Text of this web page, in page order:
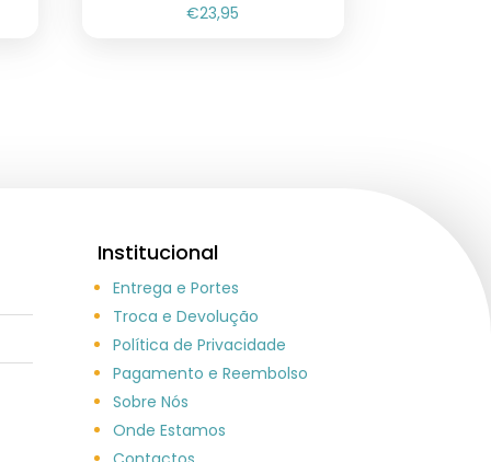
€23,95
Institucional
Entrega e Portes
Troca e Devolução
Política de Privacidade
Pagamento e Reembolso
Sobre Nós
Onde Estamos